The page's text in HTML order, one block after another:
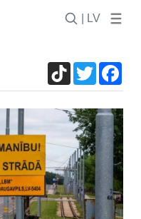
| LV
TikTokTwitter